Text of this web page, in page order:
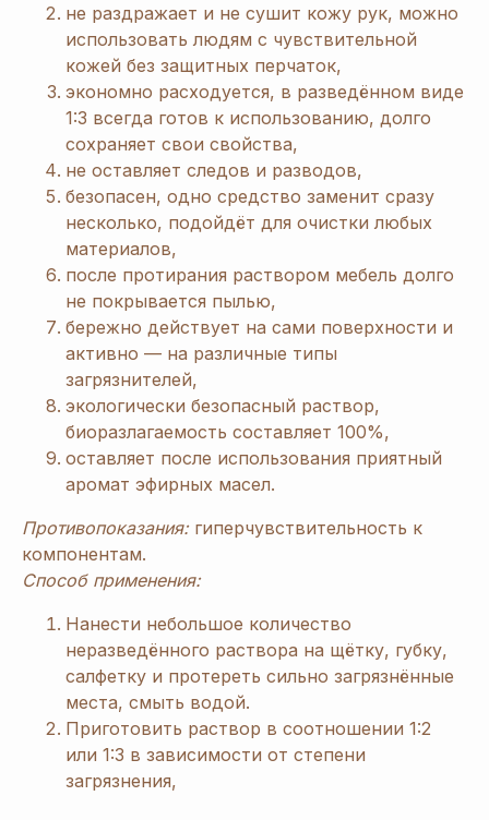
не раздражает и не сушит кожу рук, можно
использовать людям с чувствительной
кожей без защитных перчаток,
экономно расходуется, в разведённом виде
1:3 всегда готов к использованию, долго
сохраняет свои свойства,
не оставляет следов и разводов,
безопасен, одно средство заменит сразу
несколько, подойдёт для очистки любых
материалов,
после протирания раствором мебель долго
не покрывается пылью,
бережно действует на сами поверхности и
активно — на различные типы
загрязнителей,
экологически безопасный раствор,
биоразлагаемость составляет 100%,
оставляет после использования приятный
аромат эфирных масел.
Противопоказания:гиперчувствительность к
компонентам.
Способ применения:
Нанести небольшое количество
неразведённого раствора на щётку, губку,
салфетку и протереть сильно загрязнённые
места, смыть водой.
Приготовить раствор в соотношении 1:2
или 1:3 в зависимости от степени
загрязнения,
ЗАРЕГИСТРИРУЙТЕСЬ
В «ERSAG», ЧТОБЫ
ПОЛУЧИТЬ